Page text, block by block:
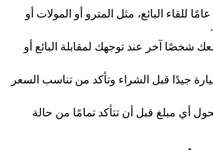
للقاء البائع، مثل المترو أو المولات أو
شخصًا آخر عند توجهك لمقابلة البائع أو
جيدًا قبل الشراء وتأكد من تناسب السعر
أي مبلغ قبل أن تتأكد تمامًا من حالة